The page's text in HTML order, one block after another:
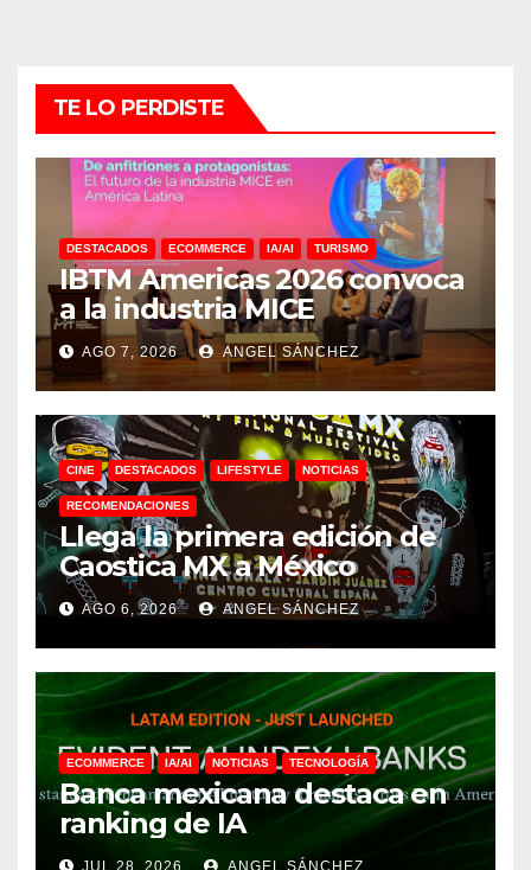
TE LO PERDISTE
DESTACADOS ECOMMERCE IA/AI TURISMO
IBTM Americas 2026 convoca
a la industria MICE
AGO 7, 2026 ANGEL SÁNCHEZ
CINE DESTACADOS LIFESTYLE NOTICIAS
RECOMENDACIONES
Llega la primera edición de
Caostica MX a México
AGO 6, 2026 ANGEL SÁNCHEZ
ECOMMERCE IA/AI NOTICIAS TECNOLOGÍA
Banca mexicana destaca en
ranking de IA
JUL 28, 2026 ANGEL SÁNCHEZ